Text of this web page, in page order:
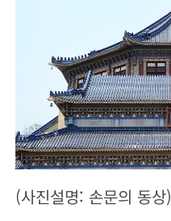
(사진설명: 손문의 동상)